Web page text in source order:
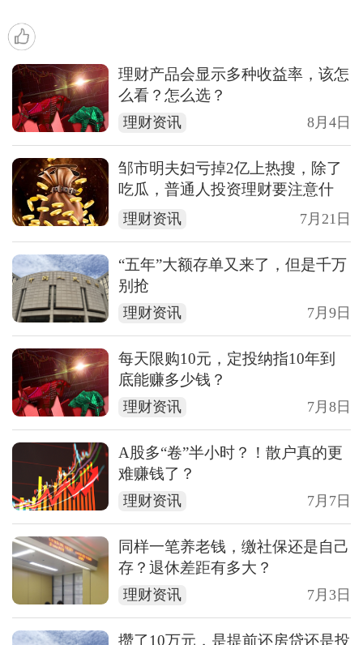
理财产品会显示多种收益率，该怎
么看？怎么选？
理财资讯 8月4日
邹市明夫妇亏掉2亿上热搜，除了
吃瓜，普通人投资理财要注意什
么？
理财资讯 7月21日
“五年”大额存单又来了，但是千万
别抢
理财资讯 7月9日
每天限购10元，定投纳指10年到
底能赚多少钱？
理财资讯 7月8日
A股多“卷”半小时？！散户真的更
难赚钱了？
理财资讯 7月7日
同样一笔养老钱，缴社保还是自己
存？退休差距有多大？
理财资讯 7月3日
攒了10万元，是提前还房贷还是投